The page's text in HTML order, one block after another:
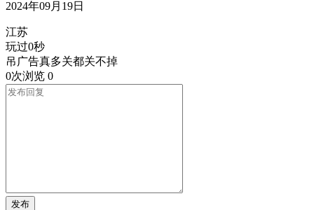
2024年09月19日
江苏
玩过0秒
吊广告真多关都关不掉
0次浏览 0
发布